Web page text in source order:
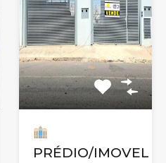
PRÉDIO/IMOVEL